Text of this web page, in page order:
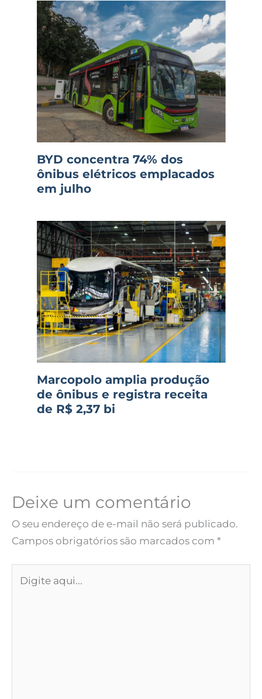
BYD concentra 74% dos
ônibus elétricos emplacados
em julho
Marcopolo amplia produção
de ônibus e registra receita
de R$ 2,37 bi
Deixe um comentário
O seu endereço de e-mail não será publicado.
Campos obrigatórios são marcados com *
aqui...